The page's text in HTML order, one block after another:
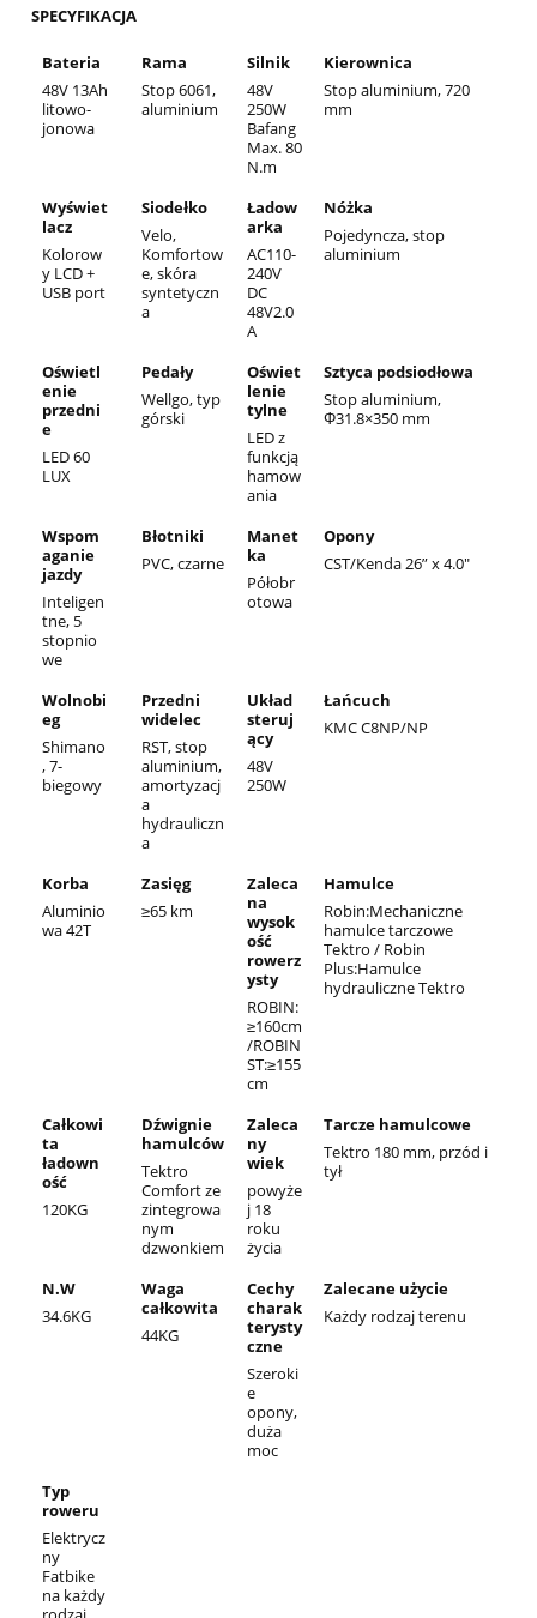
SPECYFIKACJA
Bateria
48V 13Ah
litowo-
jonowa
Rama
Stop 6061,
aluminium
Silnik
48V
250W
Bafang
Max. 80
N.m
Kierownica
Stop aluminium, 720
mm
Wyświet
lacz
Kolorow
y LCD +
USB port
Siodełko
Velo,
Komfortow
e, skóra
syntetyczn
a
Ładow
arka
AC110-
240V
DC
48V2.0
A
Nóżka
Pojedyncza, stop
aluminium
Oświetl
enie
przedni
e
LED 60
LUX
Pedały
Wellgo, typ
górski
Oświet
lenie
tylne
LED z
funkcją
hamow
ania
Sztyca podsiodłowa
Stop aluminium,
Φ31.8×350 mm
Wspom
aganie
jazdy
Inteligen
tne, 5
stopnio
we
Błotniki
PVC, czarne
Manet
ka
Półobr
otowa
Opony
CST/Kenda 26” x 4.0"
Wolnobi
eg
Shimano
, 7-
biegowy
Przedni
widelec
RST, stop
aluminium,
amortyzacj
a
hydrauliczn
a
Układ
steruj
ący
48V
250W
Łańcuch
KMC C8NP/NP
Korba
Aluminio
wa 42T
Zasięg
≥65 km
Zaleca
na
wysok
ość
rowerz
ysty
ROBIN:
≥160cm
/ROBIN
ST:≥155
cm
Hamulce
Robin:Mechaniczne
hamulce tarczowe
Tektro / Robin
Plus:Hamulce
hydrauliczne Tektro
Całkowi
ta
ładown
ość
120KG
Dźwignie
hamulców
Tektro
Comfort ze
zintegrowa
nym
dzwonkiem
Zaleca
ny
wiek
powyże
j 18
roku
życia
Tarcze hamulcowe
Tektro 180 mm, przód i
tył
N.W
34.6KG
Waga
całkowita
44KG
Cechy
charak
terysty
czne
Szeroki
e
opony,
duża
moc
Zalecane użycie
Każdy rodzaj terenu
Typ
roweru
Elektrycz
ny
Fatbike
na każdy